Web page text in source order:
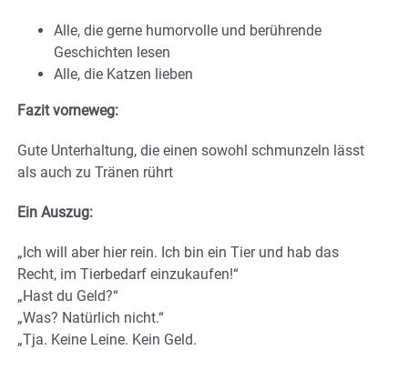
Alle, die gerne humorvolle und berührende
Geschichten lesen
Alle, die Katzen lieben
Fazit vorneweg:
Gute Unterhaltung, die einen sowohl schmunzeln lässt
als auch zu Tränen rührt
Ein Auszug:
„Ich will aber hier rein. Ich bin ein Tier und hab das
Recht, im Tierbedarf einzukaufen!“
„Hast du Geld?“
„Was? Natürlich nicht.“
„Tja. Keine Leine. Kein Geld.